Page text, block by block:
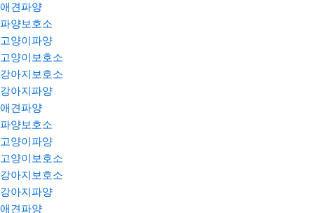
애견파양
파양보호소
고양이파양
고양이보호소
강아지보호소
강아지파양
애견파양
파양보호소
고양이파양
고양이보호소
강아지보호소
강아지파양
애견파양